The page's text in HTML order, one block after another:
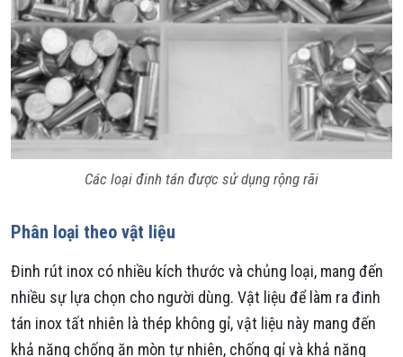
Các loại đinh tán được sử dụng rộng rãi
Phân loại theo vật liệu
Đinh rút inox có nhiều kích thước và chủng loại, mang đến
nhiều sự lựa chọn cho người dùng. Vật liệu để làm ra đinh
tán inox tất nhiên là thép không gỉ, vật liệu này mang đến
khả năng chống ăn mòn tự nhiên, chống gỉ và khả năng